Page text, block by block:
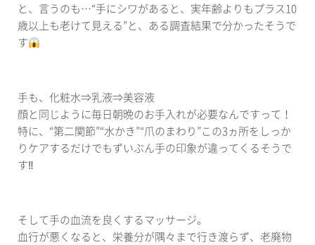
と、言うのも…“手にシワがあると、実年齢よりもプラス10
歳以上も老けて見える”と、ある調査結果で分かったそうで
す
手も、化粧水⇒乳液⇒美容液
顔と同じように毎日朝晩のお手入れが必要なんですって！
特に、“第二関節”“水かき”“爪のまわり”この3ヵ所をしっか
りケアするだけでもずいぶん手の印象が違ってくるそうで
す‼︎
そして手の血流を良くするマッサージ。
血行が悪くなると、栄養分が隅々まで行き渡らず、老廃物